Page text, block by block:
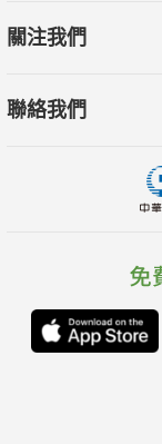
關注我們
聯絡我們